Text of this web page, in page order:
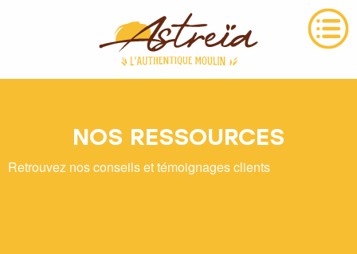
NOS RESSOURCES
Retrouvez nos conseils et témoignages clients